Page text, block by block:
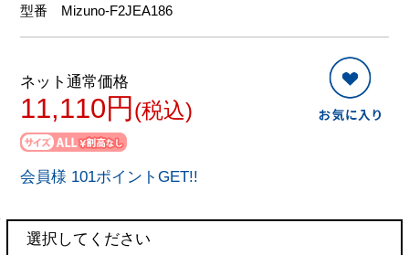
型番 Mizuno-F2JEA186
ネット通常価格
11,110円 (税込)
会員様 101ポイントGET!!